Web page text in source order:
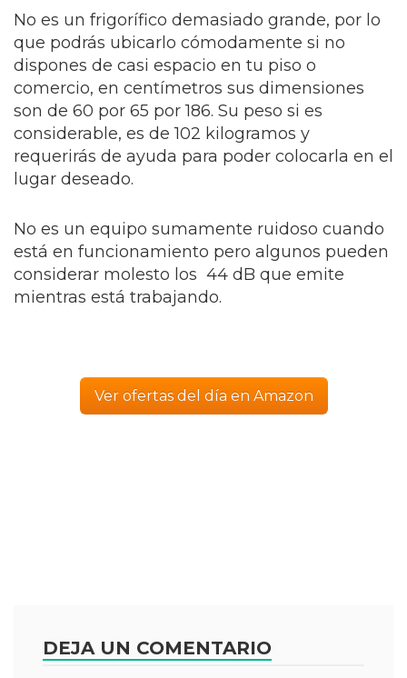
No es un frigorífico demasiado grande, por lo
que podrás ubicarlo cómodamente si no
dispones de casi espacio en tu piso o
comercio, en centímetros sus dimensiones
son de 60 por 65 por 186. Su peso si es
considerable, es de 102 kilogramos y
requerirás de ayuda para poder colocarla en el
lugar deseado.
No es un equipo sumamente ruidoso cuando
está en funcionamiento pero algunos pueden
considerar molesto los 44 dB que emite
mientras está trabajando.
Ver ofertas del día en Amazon
DEJA UN COMENTARIO